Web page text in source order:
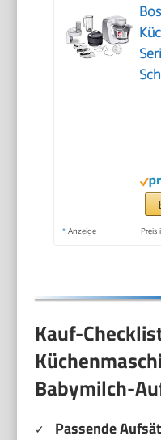
* Anzeige Preis
Kauf-
Babymilch-
✓ Passende